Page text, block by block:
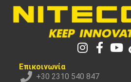
Επικοινωνία
+30 2310 540 847